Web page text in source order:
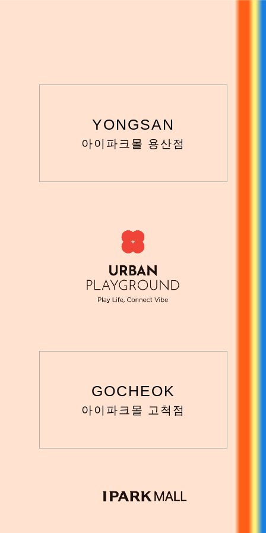
YONGSAN
아이파크몰 용산점
GOCHEOK
아이파크몰 고척점